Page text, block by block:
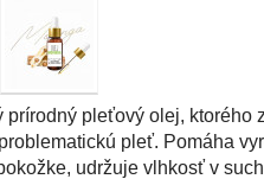
pleťový olej, ktorého
pleť. Pomáha
udržuje vlhkosť v